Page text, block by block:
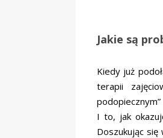
Jakie są
Kiedy już
terapii
I to, jak
Doszukując